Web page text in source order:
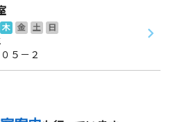
木 金 土
日
５－２